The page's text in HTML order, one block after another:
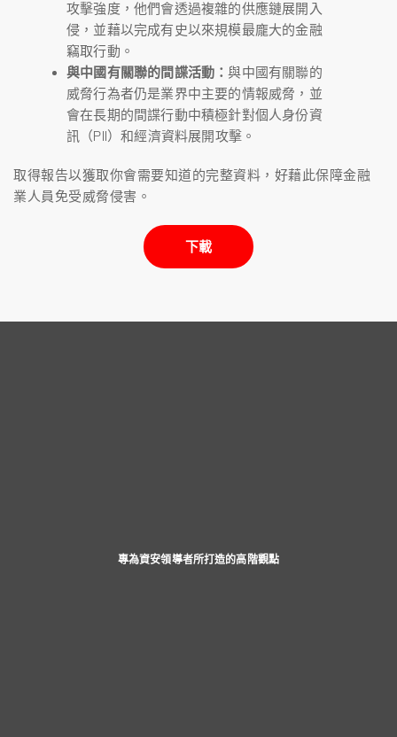
攻擊強度，他們會透過複雜的供應鏈展開入
侵，並藉以完成有史以來規模最龐大的金融
竊取行動。
與中國有關聯的間諜活動：與中國有關聯的
威脅行為者仍是業界中主要的情報威脅，並
會在長期的間諜行動中積極針對個人身份資
訊（PII）和經濟資料展開攻擊。
取得報告以獲取你會需要知道的完整資料，好藉此保障金融
業人員免受威脅侵害。
下載
專為資安領導者所打造的高階觀點